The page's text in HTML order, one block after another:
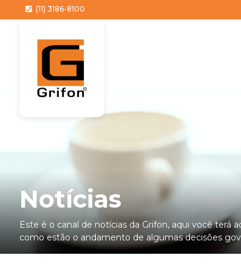
(11) 3186-8100
Notícias
Este é o canal de notícias da Grifon, aqui você terá
como estão o andamento de algumas decisões